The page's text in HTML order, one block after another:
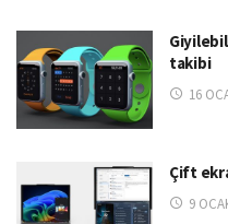
takibi
16
Çift
9